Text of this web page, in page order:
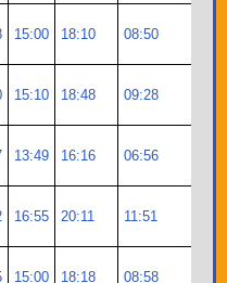
15:00 18:10 08:50
15:10 18:48 09:28
13:49 16:16 06:56
16:55 20:11 11:51
15:00 18:18 08:58